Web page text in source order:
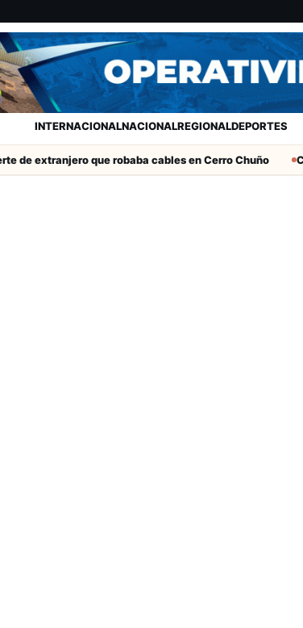
INTERNACIONALNACIONALREGIONALDEPORTES
de extranjero que robaba cables en Cerro Chuño